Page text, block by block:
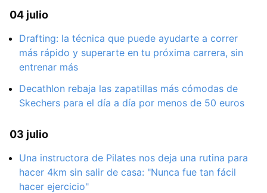
04 julio
Drafting: la técnica que puede ayudarte a correr
más rápido y superarte en tu próxima carrera, sin
entrenar más
Decathlon rebaja las zapatillas más cómodas de
Skechers para el día a día por menos de 50 euros
03 julio
Una instructora de Pilates nos deja una rutina para
hacer 4km sin salir de casa: "Nunca fue tan fácil
hacer ejercicio"